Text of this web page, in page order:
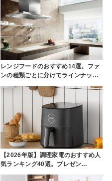
レンジフードのおすすめ14選。ファ
ンの種類ごとに分けてラインナッ…
【2026年版】調理家電のおすすめ人
気ランキング40選。プレゼン…